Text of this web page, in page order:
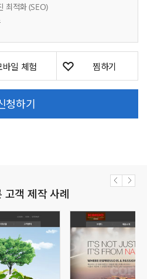
최적화 (SEO)
바일 체험
청하기
고객 제작 사례